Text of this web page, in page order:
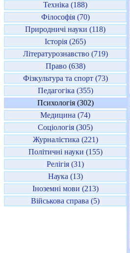
Техніка (188)
Філософія (70)
Природничі науки (118)
Історія (265)
Літературознавство (719)
Право (638)
Фізкультура та спорт (73)
Педагогіка (355)
Психологія (302)
Медицина (74)
Соціологія (305)
Журналістика (221)
Політичні науки (155)
Релігія (31)
Наука (13)
Іноземні мови (213)
Військова справа (5)